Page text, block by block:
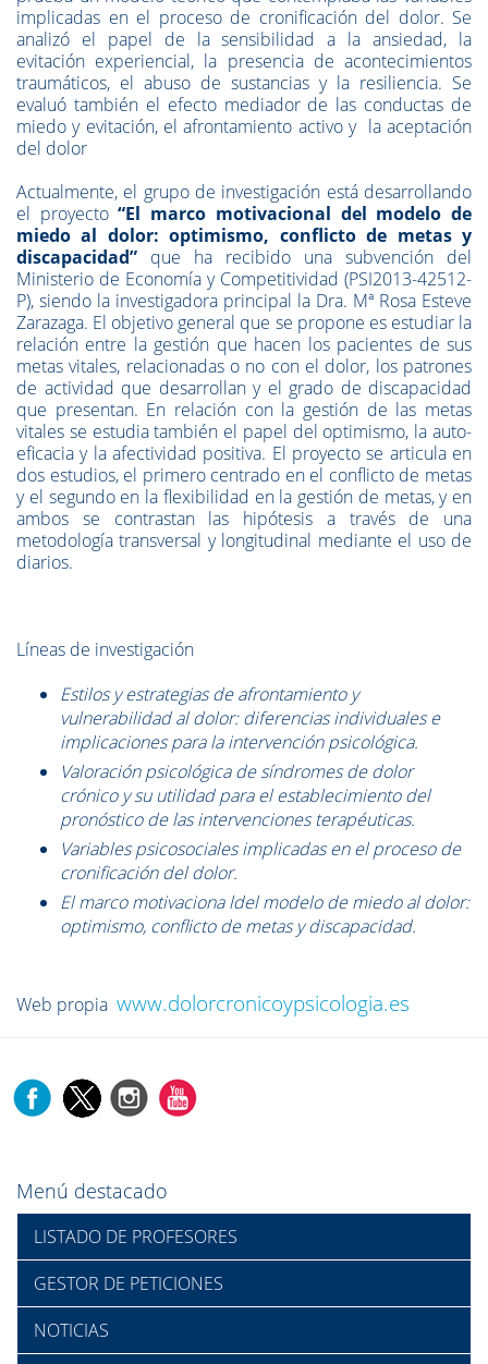
implicadas en el proceso de cronificación del dolor. Se
analizó el papel de la sensibilidad a la ansiedad, la
evitación experiencial, la presencia de acontecimientos
traumáticos, el abuso de sustancias y la resiliencia. Se
evaluó también el efecto mediador de las conductas de
miedo y evitación, el afrontamiento activo y la aceptación
del dolor
Actualmente, el grupo de investigación está desarrollando
el proyecto“El marco motivacional del modelo de
miedo al dolor: optimismo, conflicto de metas y
discapacidad” que ha recibido una subvención del
Ministerio de Economía y Competitividad (PSI2013-42512-
P), siendo la investigadora principal la Dra. Mª Rosa Esteve
Zarazaga. El objetivo general que se propone es estudiar la
relación entre la gestión que hacen los pacientes de sus
metas vitales, relacionadas o no con el dolor, los patrones
de actividad que desarrollan y el grado de discapacidad
que presentan. En relación con la gestión de las metas
vitales se estudia también el papel del optimismo, la auto-
eficacia y la afectividad positiva. El proyecto se articula en
dos estudios, el primero centrado en el conflicto de metas
y el segundo en la flexibilidad en la gestión de metas, y en
ambos se contrastan las hipótesis a través de una
metodología transversal y longitudinal mediante el uso de
diarios.
Líneas de investigación
Estilos y estrategias de afrontamiento y
vulnerabilidad al dolor: diferencias individuales e
implicaciones para la intervención psicológica.
Valoración psicológica de síndromes de dolor
crónico y su utilidad para el establecimiento del
pronóstico de las intervenciones terapéuticas.
Variables psicosociales implicadas en el proceso de
cronificación del dolor.
El marco motivaciona ldel modelo de miedo al dolor:
optimismo, conflicto de metas y discapacidad.
Web propia www.dolorcronicoypsicologia.es
Menú destacado
LISTADO DE PROFESORES
GESTOR DE PETICIONES
NOTICIAS